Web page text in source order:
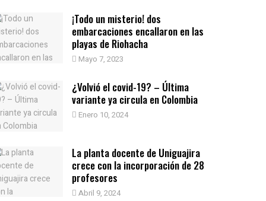
¡Todo un misterio! dos
embarcaciones encallaron en las
playas de Riohacha
Mayo 7, 2023
¿Volvió el covid-19? – Última
variante ya circula en Colombia
Enero 10, 2024
La planta docente de Uniguajira
crece con la incorporación de 28
profesores
Abril 9, 2024